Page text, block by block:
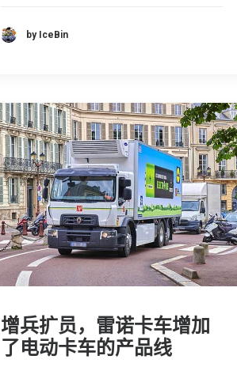
by IceBin
增兵扩员，雷诺卡车增加
了电动卡车的产品线